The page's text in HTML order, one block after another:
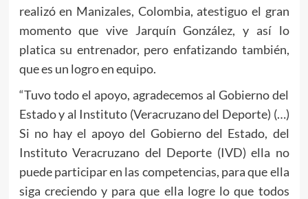
realizó en Manizales, Colombia, atestiguo el gran
momento que vive Jarquín González, y así lo
platica su entrenador, pero enfatizando también,
que es un logro en equipo.
“Tuvo todo el apoyo, agradecemos al Gobierno del
Estado y al Instituto (Veracruzano del Deporte) (…)
Si no hay el apoyo del Gobierno del Estado, del
Instituto Veracruzano del Deporte (IVD) ella no
puede participar en las competencias, para que ella
siga creciendo y para que ella logre lo que todos